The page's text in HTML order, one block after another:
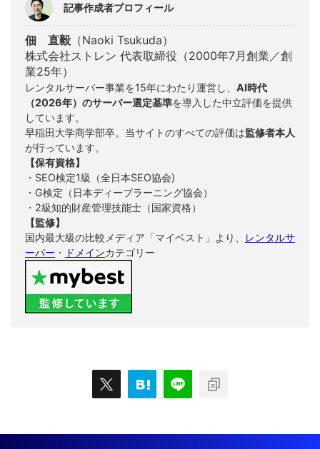
記事作成者プロフィール
佃 直毅 （Naoki Tsukuda）
株式会社ストレン 代表取締役（2000年7月創業／創
業25年）
レンタルサーバー事業を15年にわたり運営し、 AI時代
（2026年）のサーバー選定基準を導入した中立評価を提供
しています。
早稲田大学商学部卒。当サイトのすべての評価は監修者本人
が行っています。
【保有資格】
・SEO検定1級（全日本SEO協会)
・G検定（日本ディープラーニング協会）
・2級知的財産管理技能士（国家資格）
【監修】
国内最大級の比較メディア「マイベスト」より、
レンタルサ
ーバー ・ ドメインカテゴリー